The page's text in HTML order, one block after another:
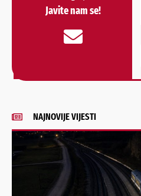
Javite nam se!
NAJNOVIJE VIJESTI